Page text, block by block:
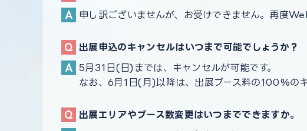
申し訳ございませんが、お受けできません。再度
出展申込のキャンセルはいつまで可能でしょうか？
5月31日(日)までは、キャンセルが可能です。
なお、6月1日(月)以降は、出展ブース料の100%の
出展エリアやブース数変更はいつまでできますか。